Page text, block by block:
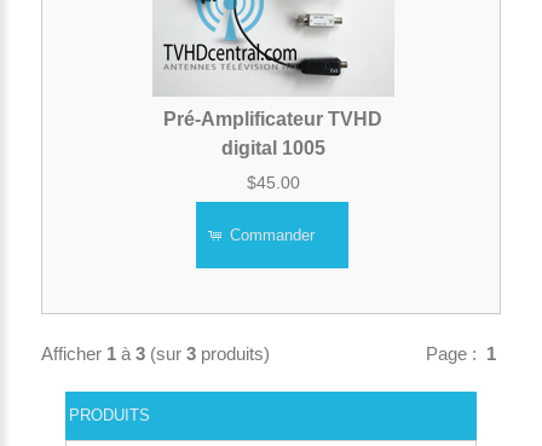
Pré-Amplificateur TVHD
digital 1005
$45.00
Commander
Page : 1
Afficher 1à 3(sur 3produits)
PRODUITS